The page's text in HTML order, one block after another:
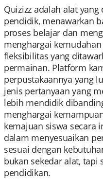
Quizizz adalah alat
pendidik, menawarkan
proses belajar dan
menghargai
fleksibilitas yang
permainan. Platform
perpustakaannya yang
jenis pertanyaan yang
lebih mendidik
menghargai
kemajuan siswa secara
dalam menyesuaikan
sesuai dengan
bukan sekedar alat,
pendidikan.